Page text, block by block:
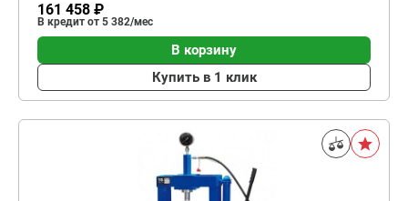
161 458 ₽
В кредит от 5 382/мес
В корзину
Купить в 1 клик